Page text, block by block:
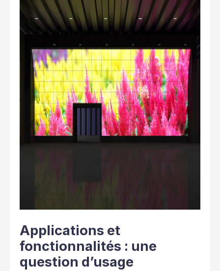
Applications et
fonctionnalités : une
question d’usage